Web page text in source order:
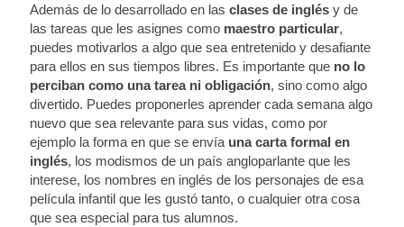
Además de lo desarrollado en las clases de inglés y de
las tareas que les asignes como maestro particular,
puedes motivarlos a algo que sea entretenido y desafiante
para ellos en sus tiempos libres. Es importante que no lo
perciban como una tarea ni obligación, sino como algo
divertido. Puedes proponerles aprender cada semana algo
nuevo que sea relevante para sus vidas, como por
ejemplo la forma en que se envía una carta formal en
inglés, los modismos de un país angloparlante que les
interese, los nombres en inglés de los personajes de esa
película infantil que les gustó tanto, o cualquier otra cosa
que sea especial para tus alumnos.